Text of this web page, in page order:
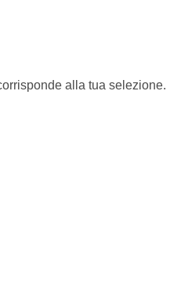
alla tua selezione.